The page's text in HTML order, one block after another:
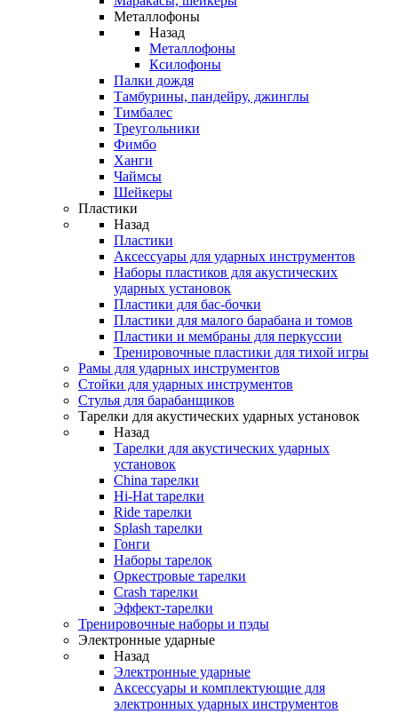
Металлофоны
Назад
Металлофоны
Ксилофоны
Палки дождя
Тамбурины, пандейру, джинглы
Тимбалес
Треугольники
Фимбо
Ханги
Чаймсы
Шейкеры
Пластики
Назад
Пластики
Аксессуары для ударных инструментов
Наборы пластиков для акустических
ударных установок
Пластики для бас-бочки
Пластики для малого барабана и томов
Пластики и мембраны для перкуссии
Тренировочные пластики для тихой игры
Рамы для ударных инструментов
Стойки для ударных инструментов
Стулья для барабанщиков
Тарелки для акустических ударных установок
Назад
Тарелки для акустических ударных
установок
China тарелки
Hi-Hat тарелки
Ride тарелки
Splash тарелки
Гонги
Наборы тарелок
Оркестровые тарелки
Сrash тарелки
Эффект-тарелки
Тренировочные наборы и пэды
Электронные ударные
Назад
Электронные ударные
Аксессуары и комплектующие для
электронных ударных инструментов